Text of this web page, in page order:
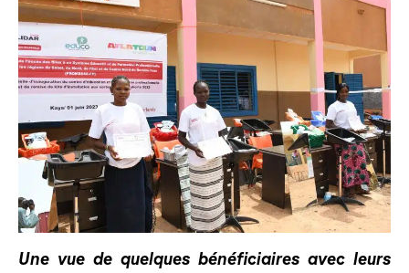
Une vue de quelques bénéficiaires avec leurs